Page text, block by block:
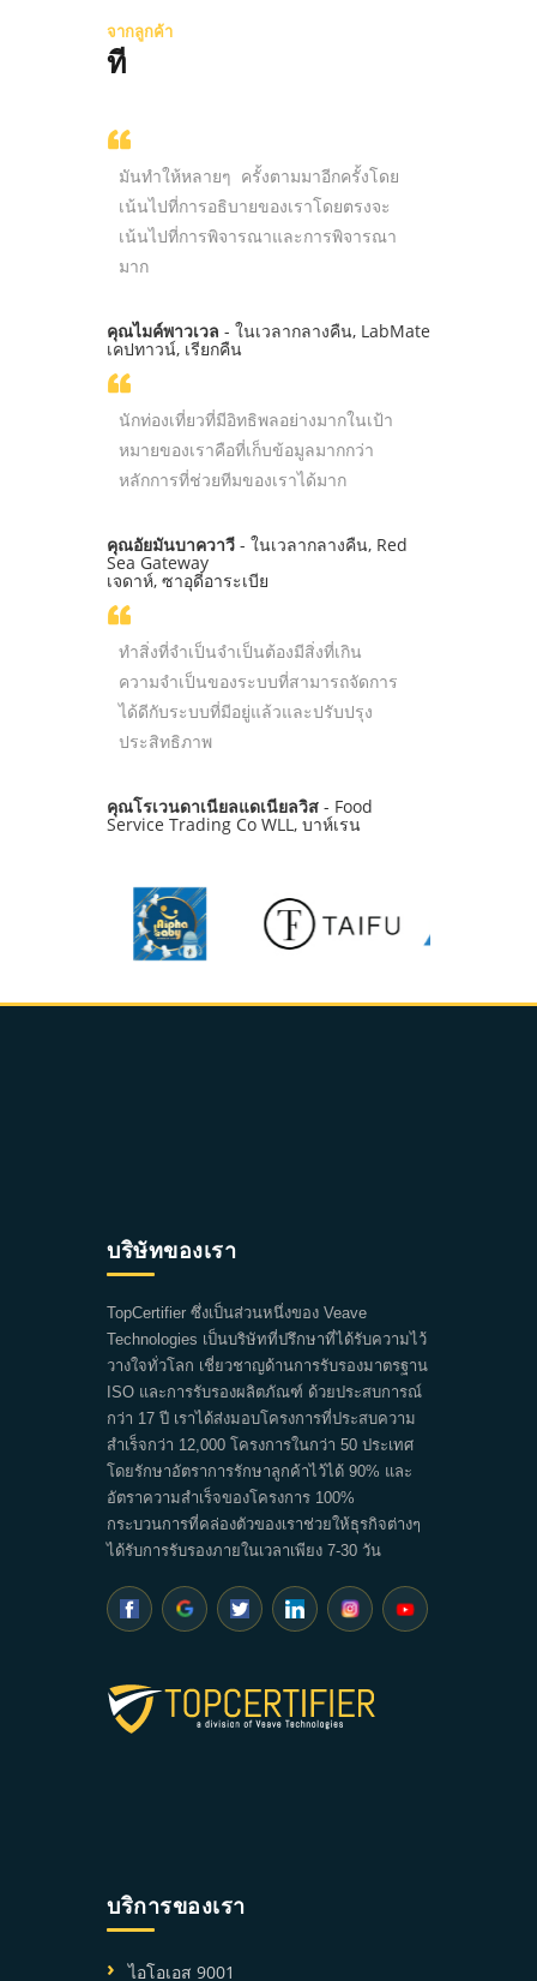
จากลูกค้า
ที
มันทำให้หลายๆ ครั้งตามมาอีกครั้งโดย
เน้นไปที่การอธิบายของเราโดยตรงจะ
เน้นไปที่การพิจารณาและการพิจารณา
มาก
คุณไมค์พาวเวล - ในเวลากลางคืน, LabMate
เคปทาวน์, เรียกคืน
นักท่องเที่ยวที่มีอิทธิพลอย่างมากในเป้า
หมายของเราคือที่เก็บข้อมูลมากกว่า
หลักการที่ช่วยทีมของเราได้มาก
คุณอัยมันบาควาวี - ในเวลากลางคืน, Red
Sea Gateway
เจดาห์, ซาอุดีอาระเบีย
ทำสิ่งที่จำเป็นจำเป็นต้องมีสิ่งที่เกิน
ความจำเป็นของระบบที่สามารถจัดการ
ได้ดีกับระบบที่มีอยู่แล้วและปรับปรุง
ประสิทธิภาพ
คุณโรเวนดาเนียลแดเนียลวิส - Food
Service Trading Co WLL, บาห์เรน
บริษัทของเรา
TopCertifier ซึ่งเป็นส่วนหนึ่งของ Veave
Technologies เป็นบริษัทที่ปรึกษาที่ได้รับความไว้
วางใจทั่วโลก เชี่ยวชาญด้านการรับรองมาตรฐาน
ISO และการรับรองผลิตภัณฑ์ ด้วยประสบการณ์
กว่า 17 ปี เราได้ส่งมอบโครงการที่ประสบความ
สำเร็จกว่า 12,000 โครงการในกว่า 50 ประเทศ
โดยรักษาอัตราการรักษาลูกค้าไว้ได้ 90% และ
อัตราความสำเร็จของโครงการ 100%
กระบวนการที่คล่องตัวของเราช่วยให้ธุรกิจต่างๆ
ได้รับการรับรองภายในเวลาเพียง 7-30 วัน
บริการของเรา
ไอโอเอส 9001